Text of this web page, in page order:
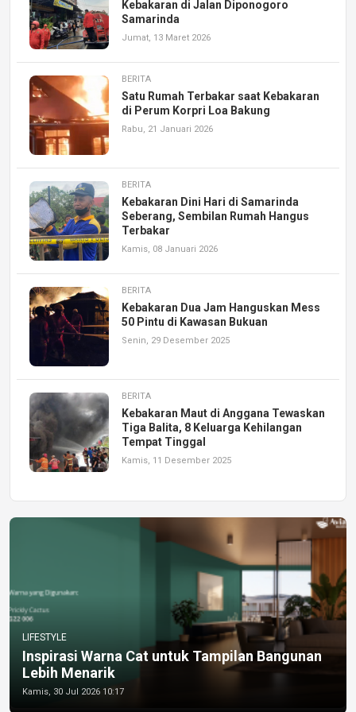
Kebakaran di Jalan Diponogoro
Samarinda
Jumat, 13 Maret 2026
BERITA
Satu Rumah Terbakar saat Kebakaran
di Perum Korpri Loa Bakung
Rabu, 21 Januari 2026
BERITA
Kebakaran Dini Hari di Samarinda
Seberang, Sembilan Rumah Hangus
Terbakar
Kamis, 08 Januari 2026
BERITA
Kebakaran Dua Jam Hanguskan Mess
50 Pintu di Kawasan Bukuan
Senin, 29 Desember 2025
BERITA
Kebakaran Maut di Anggana Tewaskan
Tiga Balita, 8 Keluarga Kehilangan
Tempat Tinggal
Kamis, 11 Desember 2025
LIFESTYLE
Inspirasi Warna Cat untuk Tampilan Bangunan
Lebih Menarik
Kamis, 30 Jul 2026 10:17